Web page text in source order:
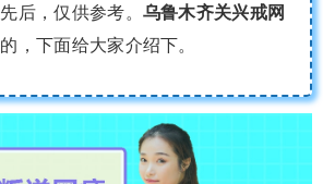
后，仅供参考。 乌鲁木齐关兴戒网
，下面给大家介绍下。